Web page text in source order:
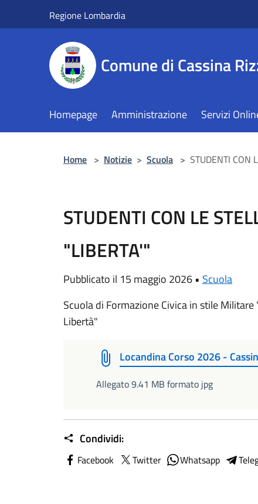
Regione Lombardia
Comune di Cassina
Homepage Amministrazione Servizi
Home > Notizie > Scuola > STUDENTI CON
STUDENTI CON LE
"LIBERTA'"
Pubblicato il 15 maggio 2026 • Scuola
Scuola di Formazione Civica in stile
Libertà"
Locandina Corso 2026 -
Allegato 9.41 MB formato jpg
Condividi:
Facebook Twitter Whatsapp